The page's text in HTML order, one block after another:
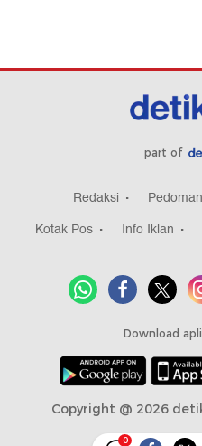
0
part of
Redaksi
Kotak Pos
Info Iklan
Download
Copyright @ 2026